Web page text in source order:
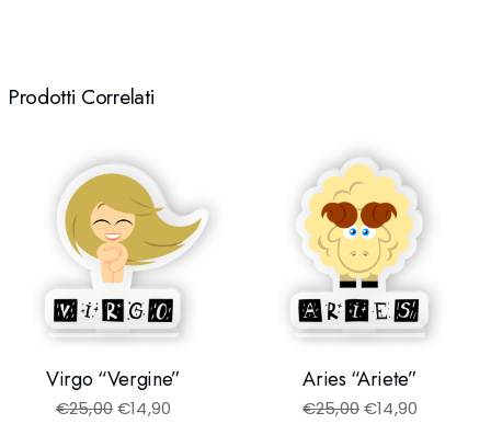
Prodotti Correlati
Virgo “Vergine”
€25,00€14,90
Aries “Ariete”
€25,00€14,90